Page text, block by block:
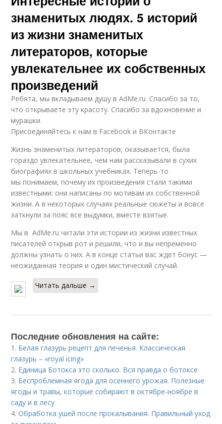
знаменитых людях. 5 историй
из жизни знаменитых
литераторов, которые
увлекательнее их собственных
произведений
Ребята, мы вкладываем душу в AdMe.ru. Cпасибо за то,
что открываете эту красоту. Спасибо за вдохновение и
мурашки.
Присоединяйтесь к нам в Facebook и ВКонтакте
Жизнь знаменитых литераторов, оказывается, была
гораздо увлекательнее, чем нам рассказывали в сухих
биографиях в школьных учебниках. Теперь-то
мы понимаем, почему их произведения стали такими
известными: они написаны по мотивам их собственной
жизни. А в некоторых случаях реальные сюжеты и вовсе
заткнули за пояс все выдумки, вместе взятые.
Мы в AdMe.ru читали эти истории из жизни известных
писателей открыв рот и решили, что и вы непременно
должны узнать о них. А в конце статьи вас ждет бонус —
неожиданная теория и один мистический случай.
Читать дальше →
Последние обновления на сайте:
1. Белая глазурь рецепт для печенья. Классическая
глазурь – «royal icing»
2. Единица Ботокса это сколько. Вся правда о ботоксе
3. Беспроблемная ягода для осеннего урожая. Полезные
ягоды и травы, которые собирают в октябре-ноябре в
саду и в лесу
4.Обработка ушей после прокалывания. Правильный уход